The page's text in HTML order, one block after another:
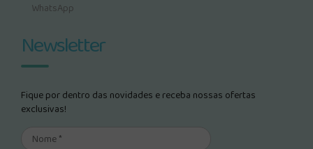
WhatsApp
Newsletter
Fique por dentro das novidades e receba nossas ofertas
exclusivas!